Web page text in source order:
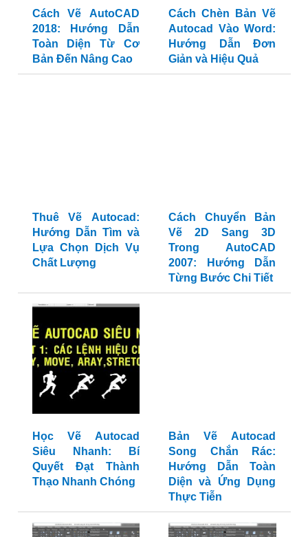
Cách Vẽ AutoCAD
2018: Hướng Dẫn
Toàn Diện Từ Cơ
Bản Đến Nâng Cao
Cách Chèn Bản Vẽ
Autocad Vào Word:
Hướng Dẫn Đơn
Giản và Hiệu Quả
Thuê Vẽ Autocad:
Hướng Dẫn Tìm và
Lựa Chọn Dịch Vụ
Chất Lượng
Cách Chuyển Bản
Vẽ 2D Sang 3D
Trong AutoCAD
2007: Hướng Dẫn
Từng Bước Chi Tiết
Học Vẽ Autocad
Siêu Nhanh: Bí
Quyết Đạt Thành
Thạo Nhanh Chóng
Bản Vẽ Autocad
Song Chắn Rác:
Hướng Dẫn Toàn
Diện và Ứng Dụng
Thực Tiễn